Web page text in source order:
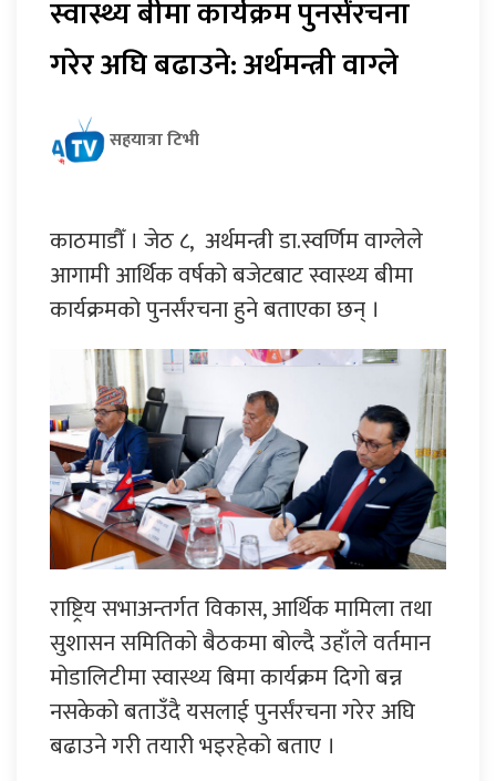
स्वास्थ्य बीमा कार्यक्रम पुनर्संरचना
गरेर अघि बढाउने: अर्थमन्त्री वाग्ले
सहयात्रा टिभी
काठमाडौँ । जेठ ८, अर्थमन्त्री डा.स्वर्णिम वाग्लेले
आगामी आर्थिक वर्षको बजेटबाट स्वास्थ्य बीमा
कार्यक्रमको पुनर्संरचना हुने बताएका छन् ।
राष्ट्रिय सभाअन्तर्गत विकास, आर्थिक मामिला तथा
सुशासन समितिको बैठकमा बोल्दै उहाँले वर्तमान
मोडालिटीमा स्वास्थ्य बिमा कार्यक्रम दिगो बन्न
नसकेको बताउँदै यसलाई पुनर्संरचना गरेर अघि
बढाउने गरी तयारी भइरहेको बताए ।